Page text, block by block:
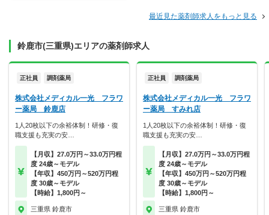
最近見た薬剤師求人をもっと見る
鈴鹿市(三重県)エリアの薬剤師求人
正社員 調剤薬局
株式会社メディカル一光 フラワ
ー薬局 鈴鹿店
1人20枚以下の余裕体制！研修・復
職支援も充実の安…
【月収】27.0万円～33.0万円程
度 24歳～モデル
【年収】450万円～520万円程
度 30歳～モデル
【時給】1,800円～
三重県 鈴鹿市
正社員 調剤薬局
株式会社メディカル一光 フラワ
ー薬局 すみれ店
1人20枚以下の余裕体制！研修・復
職支援も充実の安…
【月収】27.0万円～33.0万円程
度 24歳～モデル
【年収】450万円～520万円程
度 30歳～モデル
【時給】1,800円～
三重県 鈴鹿市